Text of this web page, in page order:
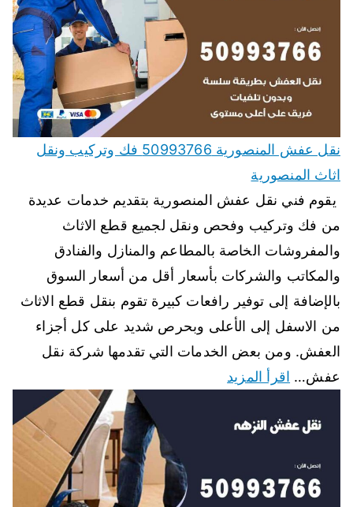
نقل عفش المنصورية 50993766 فك وتركيب ونقل
اثاث المنصورية
يقوم فني نقل عفش المنصورية بتقديم خدمات عديدة
من فك وتركيب وفحص ونقل لجميع قطع الاثاث
والمفروشات الخاصة بالمطاعم والمنازل والفنادق
والمكاتب والشركات بأسعار أقل من أسعار السوق
بالإضافة إلى توفير رافعات كبيرة تقوم بنقل قطع الاثاث
من الاسفل إلى الأعلى وبحرص شديد على كل أجزاء
العفش. ومن بعض الخدمات التي تقدمها شركة نقل
عفش… اقرأ المزيد